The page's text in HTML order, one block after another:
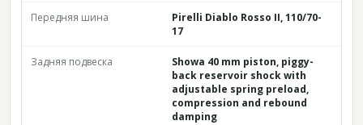
Передняя шина
Pirelli Diablo Rosso II, 110/70-
17
Задняя подвеска
Showa 40 mm piston, piggy-
back reservoir shock with
adjustable spring preload,
compression and rebound
damping